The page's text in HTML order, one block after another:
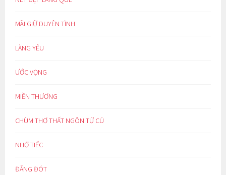
MÃI GIỮ DUYÊN TÌNH
LÀNG YÊU
ƯỚC VỌNG
MIỀN THƯƠNG
CHÙM THƠ THẤT NGÔN TỨ CÚ
NHỚ TIẾC
ĐẮNG ĐÓT